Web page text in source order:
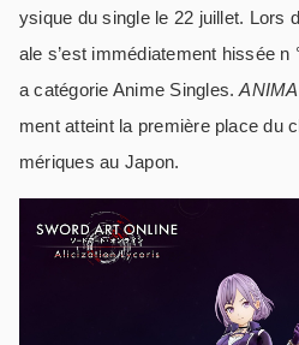
ysique du single le 22 juillet. Lors
ale s’est immédiatement hissée n
a catégorie Anime Singles.ANIMA
ment atteint la première place du
mériques au Japon.